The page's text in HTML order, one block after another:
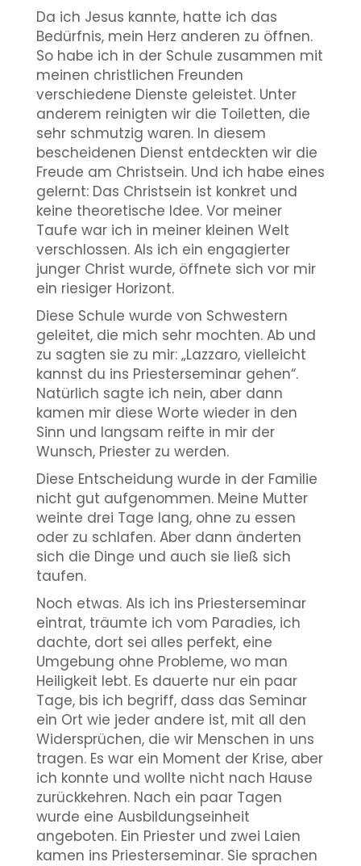
Da ich Jesus kannte, hatte ich das
Bedürfnis, mein Herz anderen zu öffnen.
So habe ich in der Schule zusammen mit
meinen christlichen Freunden
verschiedene Dienste geleistet. Unter
anderem reinigten wir die Toiletten, die
sehr schmutzig waren. In diesem
bescheidenen Dienst entdeckten wir die
Freude am Christsein. Und ich habe eines
gelernt: Das Christsein ist konkret und
keine theoretische Idee. Vor meiner
Taufe war ich in meiner kleinen Welt
verschlossen. Als ich ein engagierter
junger Christ wurde, öffnete sich vor mir
ein riesiger Horizont.
Diese Schule wurde von Schwestern
geleitet, die mich sehr mochten. Ab und
zu sagten sie zu mir: „Lazzaro, vielleicht
kannst du ins Priesterseminar gehen“.
Natürlich sagte ich nein, aber dann
kamen mir diese Worte wieder in den
Sinn und langsam reifte in mir der
Wunsch, Priester zu werden.
Diese Entscheidung wurde in der Familie
nicht gut aufgenommen. Meine Mutter
weinte drei Tage lang, ohne zu essen
oder zu schlafen. Aber dann änderten
sich die Dinge und auch sie ließ sich
taufen.
Noch etwas. Als ich ins Priesterseminar
eintrat, träumte ich vom Paradies, ich
dachte, dort sei alles perfekt, eine
Umgebung ohne Probleme, wo man
Heiligkeit lebt. Es dauerte nur ein paar
Tage, bis ich begriff, dass das Seminar
ein Ort wie jeder andere ist, mit all den
Widersprüchen, die wir Menschen in uns
tragen. Es war ein Moment der Krise, aber
ich konnte und wollte nicht nach Hause
zurückkehren. Nach ein paar Tagen
wurde eine Ausbildungseinheit
angeboten. Ein Priester und zwei Laien
kamen ins Priesterseminar. Sie sprachen